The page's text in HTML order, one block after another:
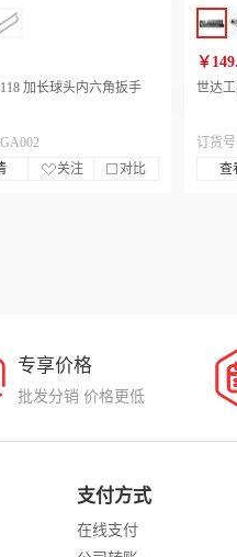
加长球头内六角扳手
关注 对比
￥
世达
订货
查
专享价格
批发分销 价格更低
支付方式
在线支付